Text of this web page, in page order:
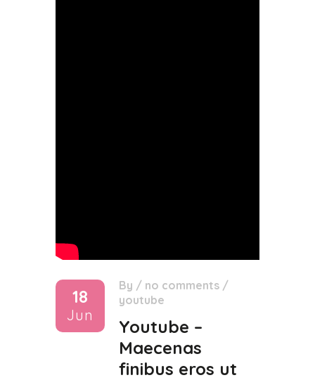
18
Jun
By / no comments /
youtube
Youtube –
Maecenas
finibus eros ut